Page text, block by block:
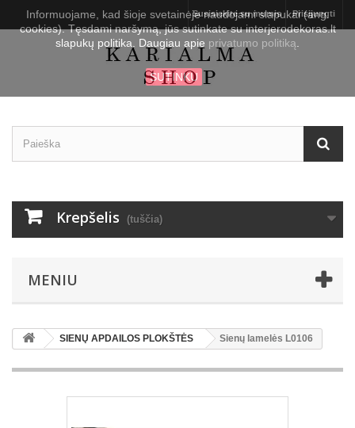
Prisijungti
Susisiekite su mumis
Krepšelis (tuščia)
MENIU
SIENŲ APDAILOS PLOKŠTĖS Sienų lamelės L0106
Informuojame, kad šioje svetainėje naudojami slapukai (ang.
cookies). Tęsdami naršymą, jūs sutinkate su interjerodekoras.lt
slapukų politika. Daugiau apie privatumo politiką
SUTINKU